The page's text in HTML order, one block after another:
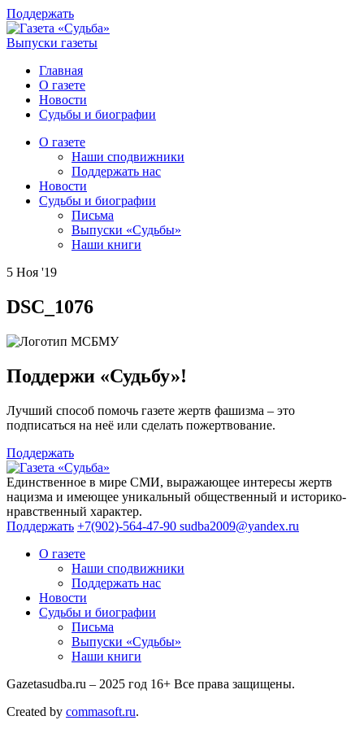
Поддержать
Выпуски газеты
Главная
О газете
Новости
Судьбы и биографии
О газете
Наши сподвижники
Поддержать нас
Новости
Судьбы и биографии
Письма
Выпуски «Судьбы»
Наши книги
5 Ноя '19
DSC_1076
Поддержи «Судьбу»!
Лучший способ помочь газете жертв фашизма – это
подписаться на неё или сделать пожертвование.
Поддержать
Единственное в мире СМИ, выражающее интересы жертв
нацизма и имеющее уникальный общественный и историко-
нравственный характер.
Поддержать +7(902)-564-47-90 sudba2009@yandex.ru
О газете
Наши сподвижники
Поддержать нас
Новости
Судьбы и биографии
Письма
Выпуски «Судьбы»
Наши книги
Gazetasudba.ru – 2025 год 16+ Все права защищены.
Created by commasoft.ru.